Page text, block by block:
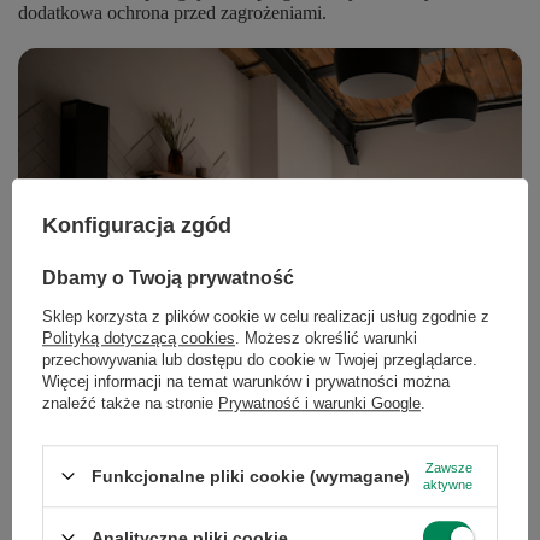
dodatkowa ochrona przed zagrożeniami.
Bezpieczny sklep internetowy można łatwo poznać. Powinien:
Konfiguracja zgód
Dbamy o Twoją prywatność
Sklep korzysta z plików cookie w celu realizacji usług zgodnie z
Polityką dotyczącą cookies . Możesz określić warunki
przechowywania lub dostępu do cookie w Twojej przeglądarce.
Więcej informacji na temat warunków i prywatności można
znaleźć także na stronie Prywatność i warunki Google
Funkcjonalne pliki cookie (wymagane)
Zawsze
aktywne